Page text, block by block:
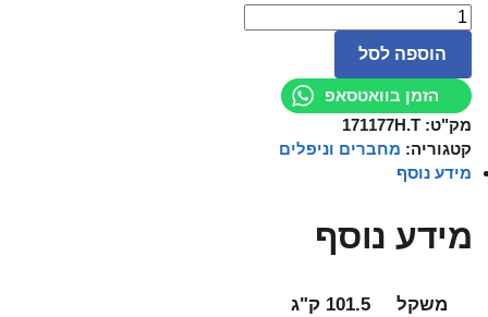
הוספה לסל
הזמן בוואטסאפ
מק"ט: 171177H.T
קטגוריה: מחברים וניפלים
מידע נוסף
מידע נוסף
משקל 101.5 ק"ג